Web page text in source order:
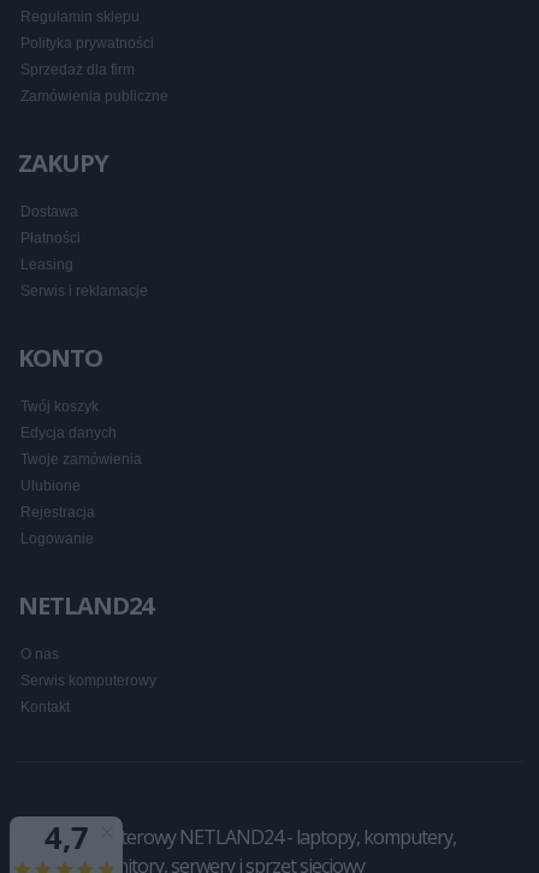
Regulamin sklepu
Polityka prywatności
Sprzedaż dla firm
Zamówienia publiczne
ZAKUPY
Dostawa
Płatności
Leasing
Serwis i reklamacje
KONTO
Twój koszyk
Edycja danych
Twoje zamówienia
Ulubione
Rejestracja
Logowanie
NETLAND24
O nas
Serwis komputerowy
Kontakt
Sklep komputerowy NETLAND24 - laptopy, komputery,
drukarki, monitory, serwery i sprzęt sieciowy